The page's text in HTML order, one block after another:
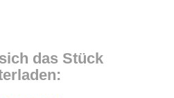
das Stück